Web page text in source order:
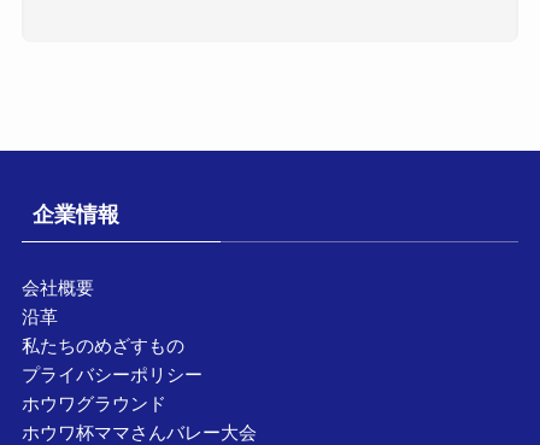
企業情報
会社概要
沿革
私たちのめざすもの
プライバシーポリシー
ホウワグラウンド
ホウワ杯ママさんバレー大会